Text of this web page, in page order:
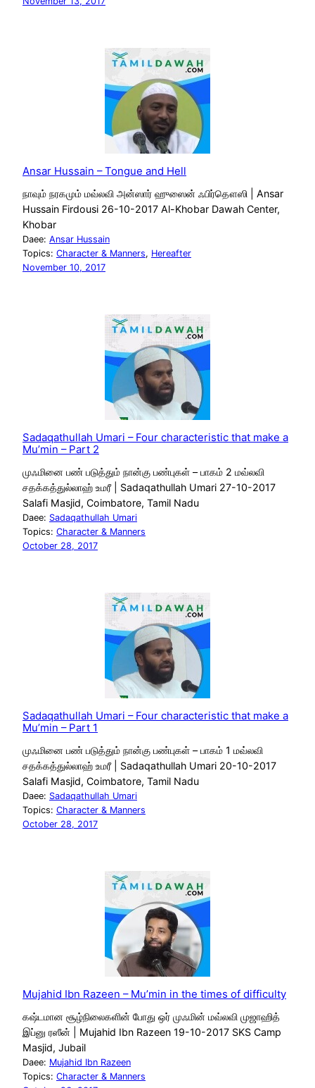
Ansar Hussain – Tongue and Hell
நாவும் நரகமும் மவ்லவி அன்ஸார் ஹுஸைன் ஃபிர்தௌஸி | Ansar
Hussain Firdousi 26-10-2017 Al-Khobar Dawah Center,
Khobar
Daee: Ansar Hussain
Topics: Character & Manners, Hereafter
November 10, 2017
Sadaqathullah Umari – Four characteristic that make a
Mu’min – Part 2
முஃமினை பண் படுத்தும் நான்கு பண்புகள் – பாகம் 2 மவ்லவி
சதக்கத்துல்லாஹ் உமரீ | Sadaqathullah Umari 27-10-2017
Salafi Masjid, Coimbatore, Tamil Nadu
Daee: Sadaqathullah Umari
Topics: Character & Manners
October 28, 2017
Sadaqathullah Umari – Four characteristic that make a
Mu’min – Part 1
முஃமினை பண் படுத்தும் நான்கு பண்புகள் – பாகம் 1 மவ்லவி
சதக்கத்துல்லாஹ் உமரீ | Sadaqathullah Umari 20-10-2017
Salafi Masjid, Coimbatore, Tamil Nadu
Daee: Sadaqathullah Umari
Topics: Character & Manners
October 28, 2017
Mujahid Ibn Razeen – Mu’min in the times of difficulty
கஷ்டமான சூழ்நிலைகளின் போது ஒர் முஃமின் மவ்லவி முஜாஹித்
இப்னு ரஸீன் | Mujahid Ibn Razeen 19-10-2017 SKS Camp
Masjid, Jubail
Daee: Mujahid Ibn Razeen
Topics: Character & Manners